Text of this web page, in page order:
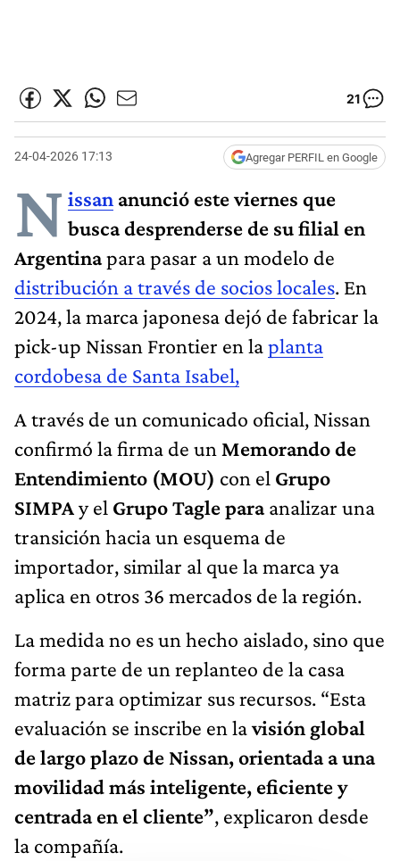
21
24-04-2026 17:13 Agregar PERFIL en Google
N issan anunció este viernes que
busca desprenderse de su filial en
Argentinapara pasar a un modelo de
distribución a través de socios locales. En
2024, la marca japonesa dejó de fabricar la
pick-up Nissan Frontier en laplanta
cordobesa de Santa Isabel,
A través de un comunicado oficial, Nissan
confirmó la firma de un Memorando de
Entendimiento (MOU) con el Grupo
SIMPAy el Grupo Tagle paraanalizar una
transición hacia un esquema de
importador, similar al que la marca ya
aplica en otros 36 mercados de la región.
La medida no es un hecho aislado, sino que
forma parte de un replanteo de la casa
matriz para optimizar sus recursos. “Esta
evaluación se inscribe en lavisión global
de largo plazo de Nissan, orientada a una
movilidad más inteligente, eficiente y
centrada en el cliente”, explicaron desde
la compañía.